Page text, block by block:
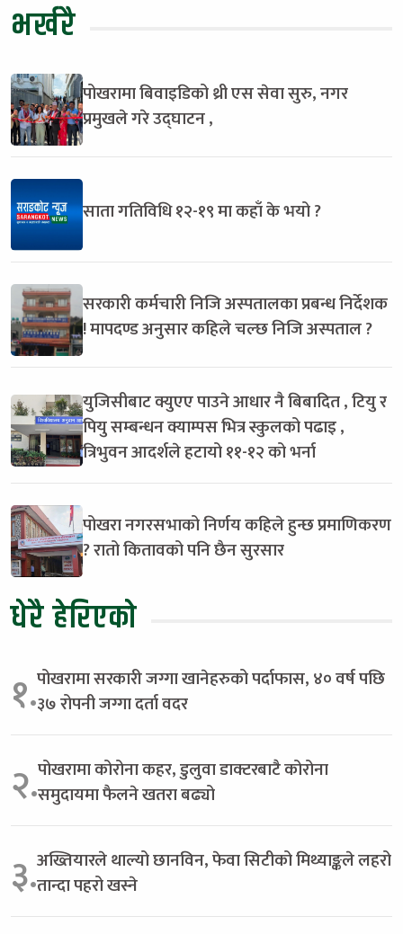
भर्खरै
पोखरामा बिवाइडिको थ्री एस सेवा सुरु, नगर
प्रमुखले गरे उद्घाटन ,
साता गतिविधि १२-१९ मा कहाँ के भयो ?
सरकारी कर्मचारी निजि अस्पतालका प्रबन्ध निर्देशक
! मापदण्ड अनुसार कहिले चल्छ निजि अस्पताल ?
युजिसीबाट क्युएए पाउने आधार नै बिबादित , टियु र
पियु सम्बन्धन क्याम्पस भित्र स्कुलको पढाइ ,
त्रिभुवन आदर्शले हटायो ११-१२ को भर्ना
पोखरा नगरसभाको निर्णय कहिले हुन्छ प्रमाणिकरण
? रातो कितावको पनि छैन सुरसार
धेरै हेरिएको
१.पोखरामा सरकारी जग्गा खानेहरुको पर्दाफास, ४० वर्ष पछि
३७ रोपनी जग्गा दर्ता वदर
२.पोखरामा कोरोना कहर, डुलुवा डाक्टरबाटै कोरोना
समुदायमा फैलने खतरा बढ्यो
३.अख्तियारले थाल्यो छानविन, फेवा सिटीको मिथ्याङ्कले लहरो
तान्दा पहरो खस्ने